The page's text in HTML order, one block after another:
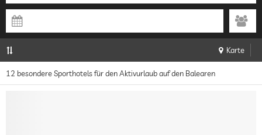
Karte
12 besondere Sporthotels für den Aktivurlaub auf den Balearen